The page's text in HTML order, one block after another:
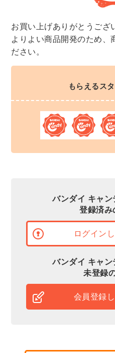
お買い上げありがとうござ
よりよい商品開発のため、
ださい。
もらえるス
バンダイ キャ
登録済み
ログイン
バンダイ キャ
未登録
会員登録